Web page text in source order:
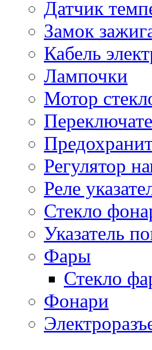
Датчик
Замок
Кабель
Лампочки
Мотор
Регулятор
Реле
Стекло
Указатель
Фары
Стекло
Фонари